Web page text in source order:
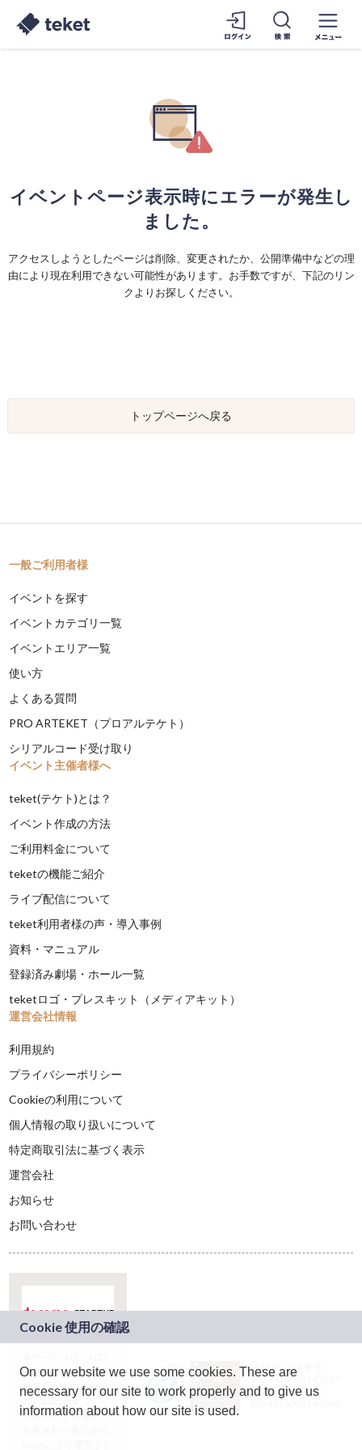
イベントページ表示時にエラーが発生し
ました。
アクセスしようとしたページは削除、変更されたか、公開準備中などの理
由により現在利用できない可能性があります。お手数ですが、下記のリン
クよりお探しください。
トップページへ戻る
一般ご利用者様
イベントを探す
イベントカテゴリ一覧
イベントエリア一覧
使い方
よくある質問
PRO ARTEKET（プロアルテケト）
シリアルコード受け取り
イベント主催者様へ
teket(テケト)とは？
イベント作成の方法
ご利用料金について
teketの機能ご紹介
ライブ配信について
teket利用者様の声・導入事例
資料・マニュアル
登録済み劇場・ホール一覧
teketロゴ・プレスキット（メディアキット）
運営会社情報
利用規約
プライバシーポリシー
Cookieの利用について
個人情報の取り扱いについて
特定商取引法に基づく表示
運営会社
お知らせ
お問い合わせ
ドコモグループの新
規事業創出プログラ
ム「docomo
STARTUP」を通じて
JASRAC許諾番号：
9024936001Y45037
JASRAC許諾番号：
On our website we use some cookies. These are
necessary for our site to work properly and to give us
information about how our site is used.